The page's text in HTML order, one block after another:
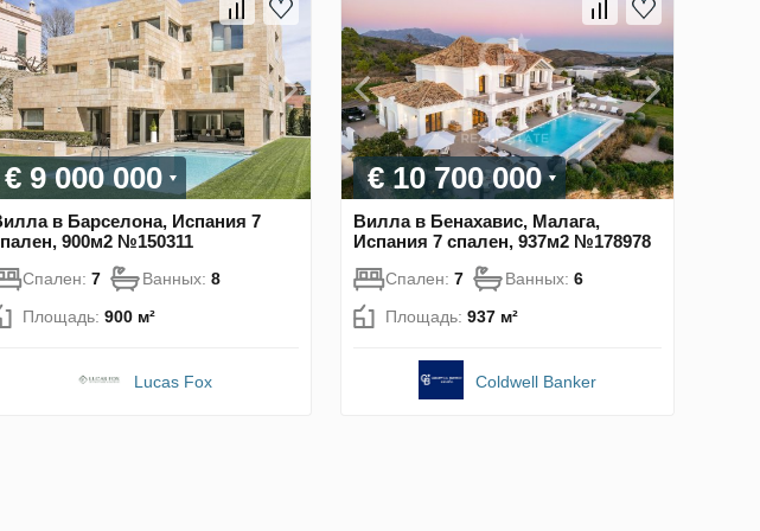
€ 9 000 000
в Барселона, Испания 7
900м2 №150311
Спален: 7 Ванных: 8
Площадь: 900 м²
Lucas Fox
€ 10 700 000
Вилла в Бенахавис, Малага,
Испания 7 спален, 937м2 №178978
Спален: 7 Ванных: 6
Площадь: 937 м²
Coldwell Banker